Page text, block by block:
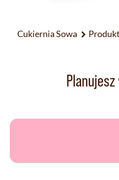
Cukiernia Sowa